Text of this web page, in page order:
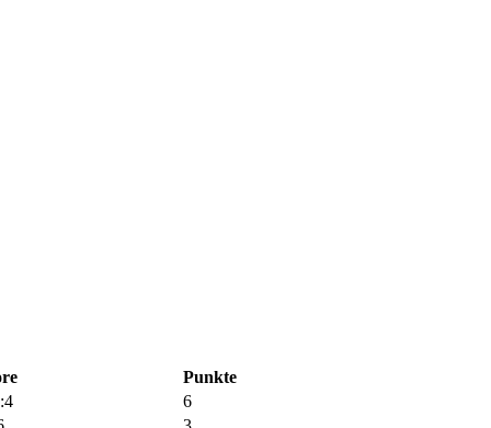
Punkte
6